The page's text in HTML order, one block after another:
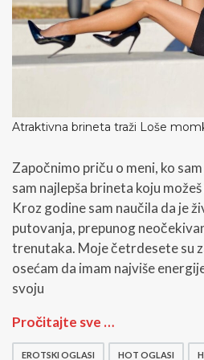
m
l
č
o
l
a
s
a
u
S
r
b
i
i
Atraktivna brineta traži Loše
Započnimo priču o meni, ko
sam najlepša brineta koju
Kroz godine sam naučila da je
putovanja, prepunog
trenutaka. Moje četrdesete su
osećam da imam najviše
svoju
A
Pročitajte sve …
EROTSKI OGLASI HOT OGLASI